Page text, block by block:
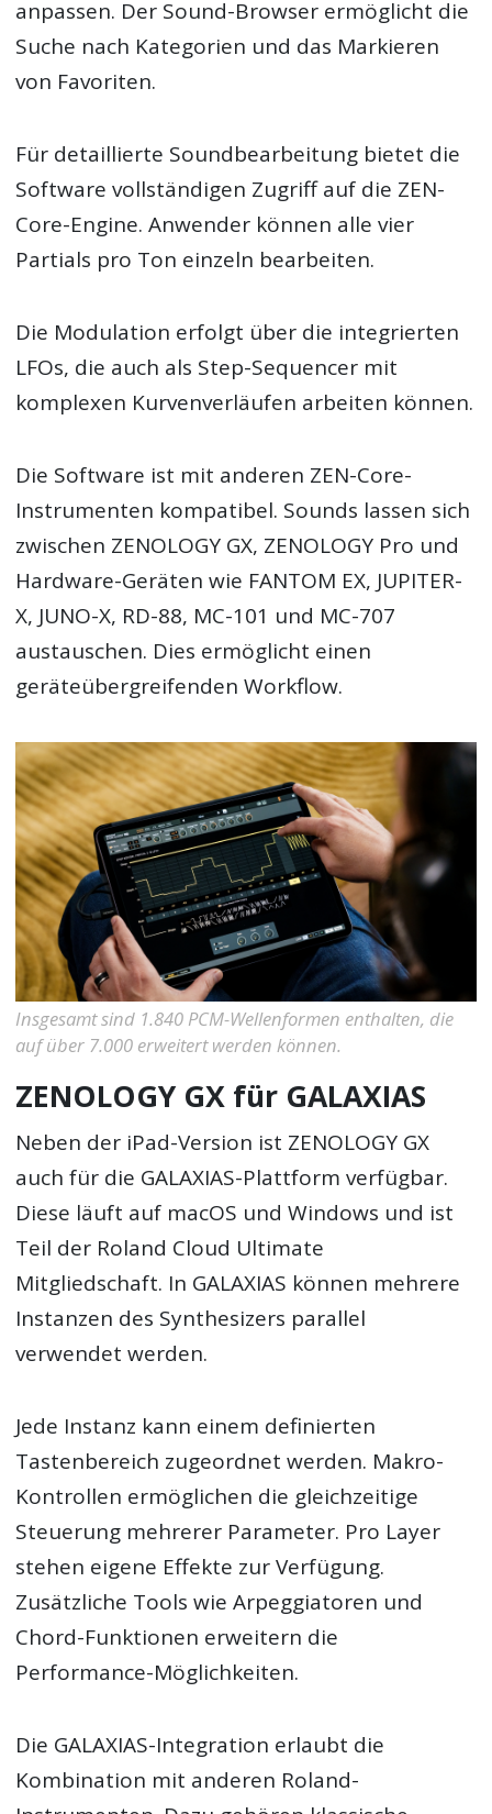
anpassen. Der Sound-Browser ermöglicht die
Suche nach Kategorien und das Markieren
von Favoriten.
Für detaillierte Soundbearbeitung bietet die
Software vollständigen Zugriff auf die ZEN-
Core-Engine. Anwender können alle vier
Partials pro Ton einzeln bearbeiten.
Die Modulation erfolgt über die integrierten
LFOs, die auch als Step-Sequencer mit
komplexen Kurvenverläufen arbeiten können.
Die Software ist mit anderen ZEN-Core-
Instrumenten kompatibel. Sounds lassen sich
zwischen ZENOLOGY GX, ZENOLOGY Pro und
Hardware-Geräten wie FANTOM EX, JUPITER-
X, JUNO-X, RD-88, MC-101 und MC-707
austauschen. Dies ermöglicht einen
geräteübergreifenden Workflow.
Insgesamt sind 1.840 PCM-Wellenformen enthalten, die
auf über 7.000 erweitert werden können.
ZENOLOGY GX für GALAXIAS
Neben der iPad-Version ist ZENOLOGY GX
auch für die GALAXIAS-Plattform verfügbar.
Diese läuft auf macOS und Windows und ist
Teil der Roland Cloud Ultimate
Mitgliedschaft. In GALAXIAS können mehrere
Instanzen des Synthesizers parallel
verwendet werden.
Jede Instanz kann einem definierten
Tastenbereich zugeordnet werden. Makro-
Kontrollen ermöglichen die gleichzeitige
Steuerung mehrerer Parameter. Pro Layer
stehen eigene Effekte zur Verfügung.
Zusätzliche Tools wie Arpeggiatoren und
Chord-Funktionen erweitern die
Performance-Möglichkeiten.
Die GALAXIAS-Integration erlaubt die
Kombination mit anderen Roland-